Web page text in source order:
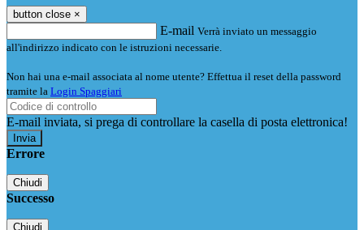
button close ×
E-mail Verrà inviato un messaggio
all'indirizzo indicato con le istruzioni necessarie.
Non hai una e-mail associata al nome utente? Effettua il reset della password
tramite la Login Spaggiari
E-mail inviata, si prega di controllare la casella di posta elettronica!
Errore
Chiudi
Successo
Chiudi